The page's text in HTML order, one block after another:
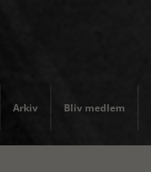
Arkiv Bliv medlem